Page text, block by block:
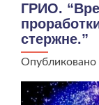
ГРИО.
стержне.”
Опубликовано